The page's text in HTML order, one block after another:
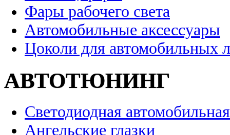
Фары рабочего света
Автомобильные аксессуары
Цоколи для автомобильных
АВТОТЮНИНГ
Светодиодная
Ангельские глазки